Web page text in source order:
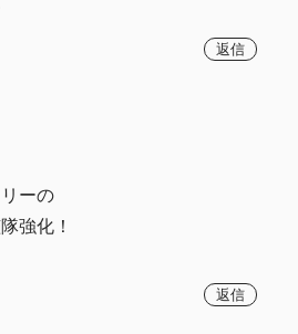
返信
ーの
強化！
返信